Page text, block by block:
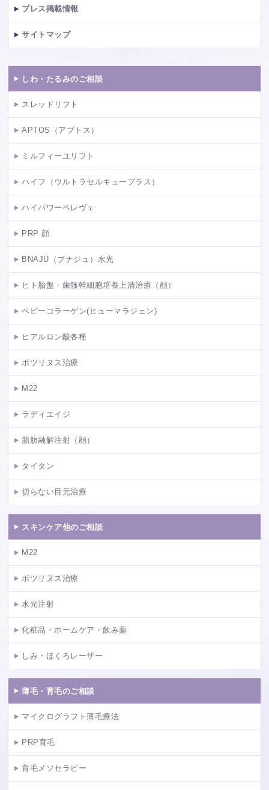
プレス掲載情報
サイトマップ
しわ・たるみのご相談
スレッドリフト
APTOS（アプトス）
ミルフィーユリフト
ハイフ（ウルトラセルキュープラス）
ハイパワーペレヴェ
PRP 顔
BNAJU（ブナジュ）水光
ヒト胎盤・歯髄幹細胞培養上清治療（顔）
ベビーコラーゲン(ヒューマラジェン)
ヒアルロン酸各種
ボツリヌス治療
M22
ラディエイジ
脂肪融解注射（顔）
タイタン
切らない目元治療
スキンケア他のご相談
M22
ボツリヌス治療
水光注射
化粧品・ホームケア・飲み薬
しみ・ほくろレーザー
薄毛・育毛のご相談
マイクログラフト薄毛療法
PRP育毛
育毛メソセラピー